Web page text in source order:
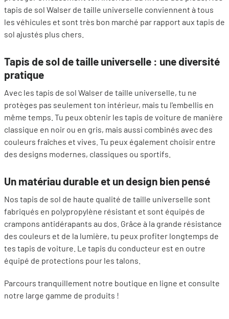
tapis de sol Walser de taille universelle conviennent à tous
les véhicules et sont très bon marché par rapport aux tapis de
sol ajustés plus chers.
Tapis de sol de taille universelle : une diversité
pratique
Avec les tapis de sol Walser de taille universelle, tu ne
protèges pas seulement ton intérieur, mais tu l'embellis en
même temps. Tu peux obtenir les tapis de voiture de manière
classique en noir ou en gris, mais aussi combinés avec des
couleurs fraîches et vives. Tu peux également choisir entre
des designs modernes, classiques ou sportifs.
Un matériau durable et un design bien pensé
Nos tapis de sol de haute qualité de taille universelle sont
fabriqués en polypropylène résistant et sont équipés de
crampons antidérapants au dos. Grâce à la grande résistance
des couleurs et de la lumière, tu peux profiter longtemps de
tes tapis de voiture. Le tapis du conducteur est en outre
équipé de protections pour les talons.
Parcours tranquillement notre boutique en ligne et consulte
notre large gamme de produits !